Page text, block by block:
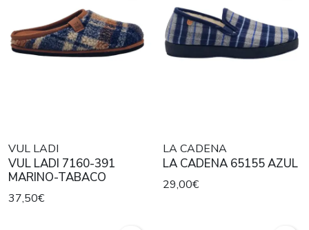
VUL LADI
VUL LADI 7160-391
MARINO-TABACO
37,50€
LA CADENA
LA CADENA 65155 AZUL
29,00€